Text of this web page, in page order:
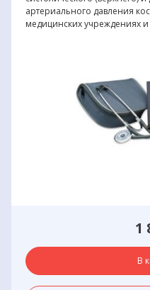
артериального давления
медицинских учреждениях
1
В